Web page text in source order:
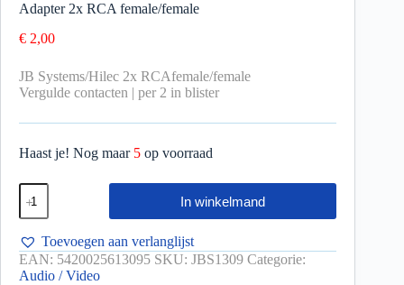
Adapter 2x RCA female/female
€ 2,00
JB Systems/Hilec 2x RCAfemale/female
Vergulde contacten | per 2 in blister
Haast je! Nog maar 5 op voorraad
In winkelmand
Toevoegen aan verlanglijst
EAN: 5420025613095 SKU: JBS1309 Categorie:
Audio / Video